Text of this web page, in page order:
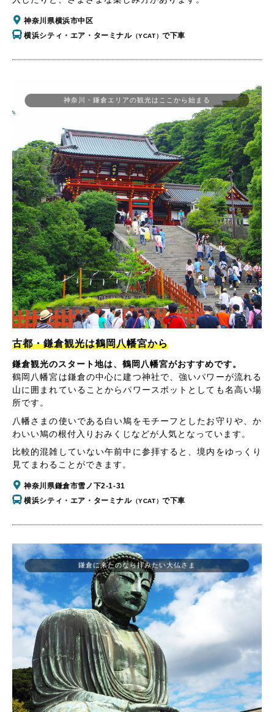
神奈川県横浜市中区
横浜シティ・エア・ターミナル（YCAT）で下車
神奈川・鎌倉エリアの観光はここから始まる
古都・鎌倉観光は鶴岡八幡宮から
鎌倉観光のスタート地は、鶴岡八幡宮がおすすめです。
鶴岡八幡宮は鎌倉の中心に建つ神社で、強いパワーが流れる
山に囲まれていることからパワースポットとしても名高い場
所です。
八幡さまの使いである白い鳩をモチーフとしたお守りや、か
わいい鳩の根付入りおみくじなどが人気となっています。
比較的混雑していない午前中に参拝すると、境内をゆっくり
見てまわることができます。
神奈川県鎌倉市雪ノ下2-1-31
横浜シティ・エア・ターミナル（YCAT）で下車
鎌倉に来たのなら拝みたい大仏さま